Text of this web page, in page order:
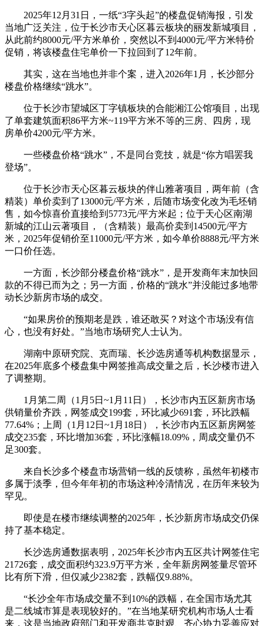
2025年12月31日，一纸“3字头起”的楼盘促销海报，引发
当地广泛关注，位于长沙市天心区暮云板块的丽发新城项目，
从此前约8000元/平方米单价，突然以不到4000元/平方米特价
促销，将该楼盘住宅单价一下拉回到了12年前。
其实，这在当地也并非个案，进入2026年1月，长沙部分
楼盘价格继续“跳水”。
位于长沙市望城区丁字镇板块的合能湘江公馆项目，出现
了单套建筑面积86平方米~119平方米不等的三房、四房，现
房单价4200元/平方米。
一些楼盘价格“跳水”，不是同台竞技，就是“你方唱罢我
登场”。
位于长沙市天心区暮云板块的伴山雅著项目，两年前（含
精装）单价卖到了13000元/平方米，后随市场变化改为毛坯销
售，如今惊喜价直接给到5773元/平方米起；位于天心区南湖
新城的江山云著项目，（含精装）最高价卖到14500元/平方
米，2025年促销价至11000元/平方米，如今单价8888元/平方米
一口价任选。
一方面，长沙部分楼盘价格“跳水”，是开发商年末加快回
款的不得已而为之；另一方面，价格的“跳水”并没能过多地带
动长沙新房市场的成交。
“如果房价的预期老是跌，谁还敢买？对这个市场没有信
心，也没有好处。”当地市场研究人士认为。
湖南中原研究院、克而瑞、长沙选房通等机构数据显示，
在2025年底多个楼盘集中网签推高成交量之后，长沙楼市进入
了调整期。
1月第二周（1月5日~1月11日），长沙市内五区新房市场
供销量价齐跌，网签成交199套，环比减少691套，环比跌幅
77.64%；上周（1月12日~1月18日），长沙市内五区新房网签
成交235套，环比增加36套，环比涨幅18.09%，周成交量仍不
足300套。
来自长沙多个楼盘市场营销一线的反馈称，虽然年初楼市
多属于淡季，但今年年初的市场这种冷清情况，在历年来较为
罕见。
即使是在楼市继续调整的2025年，长沙新房市场成交仍保
持了基本稳定。
长沙选房通数据表明，2025年长沙市内五区共计网签住宅
21726套，成交面积约323.9万平方米，全年新房网签量尽管环
比有所下滑，但仅减少2382套，跌幅仅9.88%。
“长沙全年市场成交量不到10%的跌幅，在全国市场尤其
是二线城市算是表现较好的。”在当地某研究机构市场人士看
来，这是当地政府部门和开发商共克时艰、齐心协力妥善应对